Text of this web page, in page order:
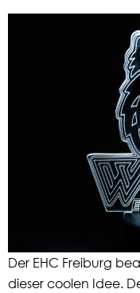
Der EHC Freiburg
dieser coolen Idee.